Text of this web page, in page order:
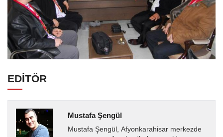
EDİTÖR
Mustafa Şengül
Mustafa Şengül, Afyonkarahisar merkezde